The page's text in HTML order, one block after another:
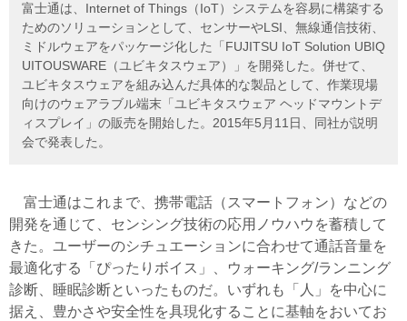
富士通は、Internet of Things（IoT）システムを容易に構築する
ためのソリューションとして、センサーやLSI、無線通信技術、
ミドルウェアをパッケージ化した「FUJITSU IoT Solution UBIQ
UITOUSWARE（ユビキタスウェア）」を開発した。併せて、
ユビキタスウェアを組み込んだ具体的な製品として、作業現場
向けのウェアラブル端末「ユビキタスウェア ヘッドマウントデ
ィスプレイ」の販売を開始した。2015年5月11日、同社が説明
会で発表した。
富士通はこれまで、携帯電話（スマートフォン）などの
開発を通じて、センシング技術の応用ノウハウを蓄積して
きた。ユーザーのシチュエーションに合わせて通話音量を
最適化する「ぴったりボイス」、ウォーキング/ランニング
診断、睡眠診断といったものだ。いずれも「人」を中心に
据え、豊かさや安全性を具現化することに基軸をおいてお